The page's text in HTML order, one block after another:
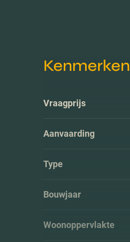
Kenmerken
Vraagprijs
Aanvaarding
Type
Bouwjaar
Woonoppervlakte